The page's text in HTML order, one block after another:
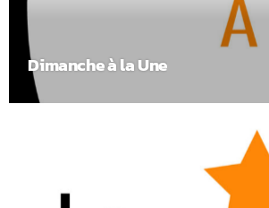
Dimanche à la Une